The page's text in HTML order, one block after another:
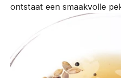
ontstaat een smaakvolle